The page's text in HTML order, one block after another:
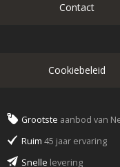
Contact
Cookiebeleid
Grootste aanbod van
Ruim 45 jaar ervaring
Snelle levering